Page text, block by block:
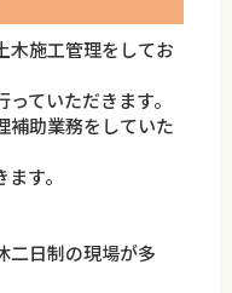
木施工管理をしてお
ていただきます。
補助業務をしていた
す。
二日制の現場が多